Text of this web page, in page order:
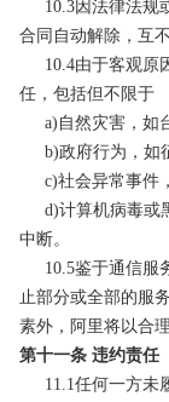
10.3因法律法规
合同自动解除，互
10.4由于客观原
任，包括但不限于
a)自然灾害，如
b)政府行为，如
c)社会异常事件
d)计算机病毒或
中断。
10.5鉴于通信服
止部分或全部的服
素外，阿里将以合
第十一条 违约责任
11.1任何一方未